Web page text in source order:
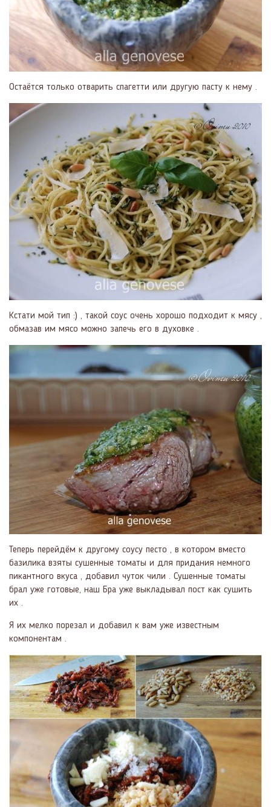
Остаётся только отварить спагетти или другую пасту к нему .
Кстати мой тип :) , такой соус очень хорошо подходит к мясу ,
обмазав им мясо можно запечь его в духовке .
Теперь перейдём к другому соусу песто , в котором вместо
базилика взяты сушенные томаты и для придания немного
пикантного вкуса , добавил чуток чили . Сушенные томаты
брал уже готовые, наш Бра уже выкладывал пост как сушить
их .
Я их мелко порезал и добавил к вам уже известным
компонентам .